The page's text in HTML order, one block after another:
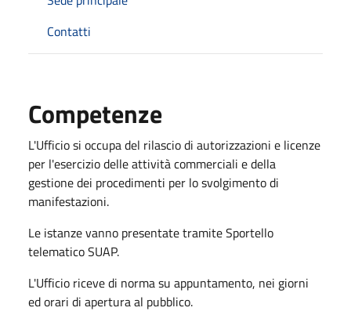
Contatti
Competenze
L'Ufficio si occupa del rilascio di autorizzazioni e licenze
per l'esercizio delle attività commerciali e della
gestione dei procedimenti per lo svolgimento di
manifestazioni.
Le istanze vanno presentate tramite Sportello
telematico SUAP.
L'Ufficio riceve di norma su appuntamento, nei giorni
ed orari di apertura al pubblico.